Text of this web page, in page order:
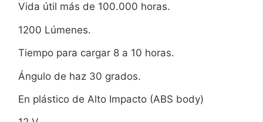
Vida útil más de 100.000 horas.
1200 Lúmenes.
Tiempo para cargar 8 a 10 horas.
Ángulo de haz 30 grados.
En plástico de Alto Impacto (ABS body)